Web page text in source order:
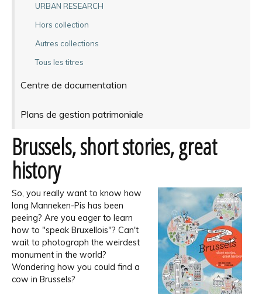
URBAN RESEARCH
Hors collection
Autres collections
Tous les titres
Centre de documentation
Plans de gestion patrimoniale
Brussels, short stories, great
history
So, you really want to know how
long Manneken-Pis has been
peeing? Are you eager to learn
how to "speak Bruxellois"? Can't
wait to photograph the weirdest
monument in the world?
Wondering how you could find a
cow in Brussels?